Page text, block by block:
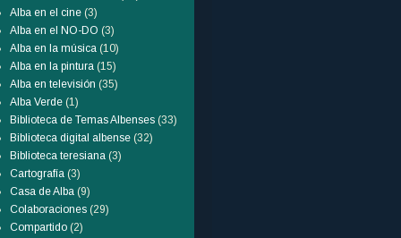
Alba en el cine (3)
Alba en el NO-DO (3)
Alba en la música (10)
Alba en la pintura (15)
Alba en televisión (35)
Alba Verde (1)
Biblioteca de Temas Albenses (33)
Biblioteca digital albense (32)
Biblioteca teresiana (3)
Cartografía (3)
Casa de Alba (9)
Colaboraciones (29)
Compartido (2)